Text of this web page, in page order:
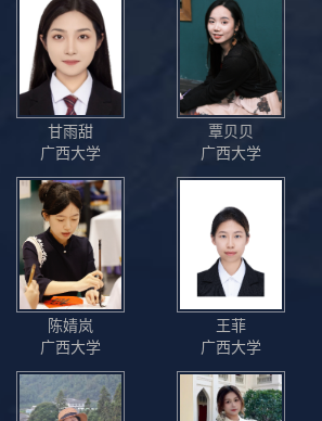
甘雨甜
广西大学
覃贝贝
广西大学
陈婧岚
广西大学
王菲
广西大学